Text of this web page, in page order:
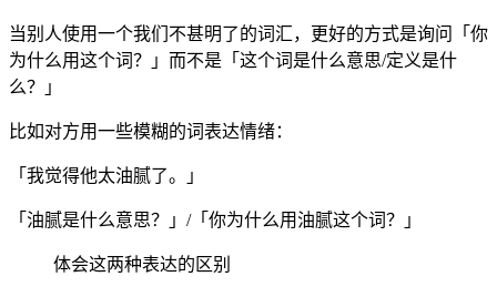
当别人使用一个我们不甚明了的词汇，更好的方式是询问「你
为什么用这个词？」而不是「这个词是什么意思/定义是什
么？」
比如对方用一些模糊的词表达情绪：
「我觉得他太油腻了。」
「油腻是什么意思？」/「你为什么用油腻这个词？」
体会这两种表达的区别